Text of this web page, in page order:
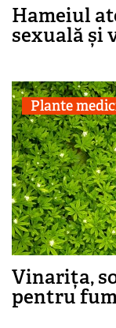
Hameiul
sexuală și
Plante
Vinarița,
pentru